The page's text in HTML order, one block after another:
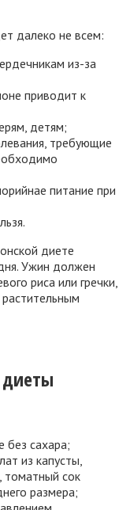
далеко не всем:
из-за
приводит к
детям;
требующие
питание при
диете
Ужин должен
риса или гречки,
без сахара;
из капусты,
томатный сок
размера;